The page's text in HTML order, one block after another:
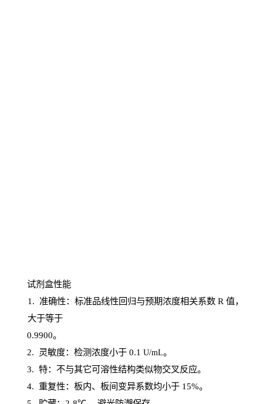
试剂盒性能
1 . 准确性：标准品线性回归与预期浓度相关系数 R 值，
大于等于
0.9900。
2. 灵敏度：检测浓度小于0.1 U/mL。
3. 特：不与其它可溶性结构类似物交叉反应。
4. 重复性：板内、板间变异系数均小于15%。